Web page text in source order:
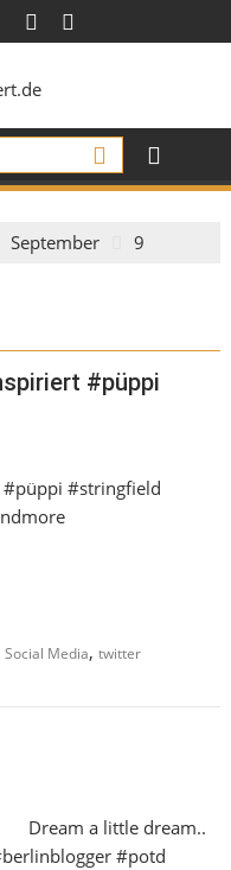
September 9
#püppi
#stringfield
Social Media,twitter
Dream a little dream..
#potd